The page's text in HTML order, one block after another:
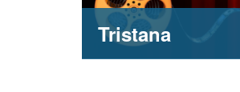
Tristana